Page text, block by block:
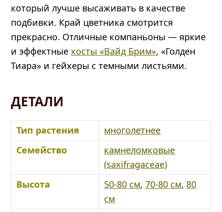
который лучше высаживать в качестве
подбивки. Край цветника смотрится
прекрасно. Отличные компаньоны — яркие
и эффектныехосты «Вайд Брим», «Голден
Тиара» и гейхеры с темными листьями.
ДЕТАЛИ
Тип растения
многолетнее
Семейство
камнеломковые
(saxifragaceae)
Высота
50-80 см,70-80 см,80
см